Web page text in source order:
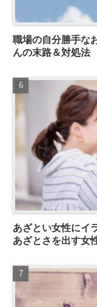
職場の自分勝手な
んの末路＆対処法
あざとい女性にイ
あざとさを出す女